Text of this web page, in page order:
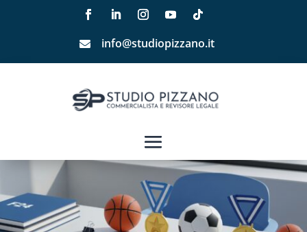
 info@studiopizzano.it